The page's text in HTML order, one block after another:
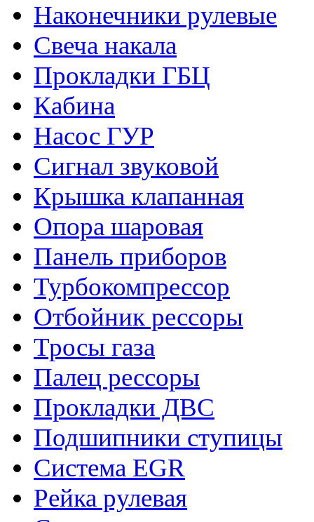
Наконечники рулевые
Свеча накала
Прокладки ГБЦ
Кабина
Насос ГУР
Сигнал звуковой
Крышка клапанная
Опора шаровая
Панель приборов
Турбокомпрессор
Отбойник рессоры
Тросы газа
Палец рессоры
Прокладки ДВС
Подшипники ступицы
Система EGR
Рейка рулевая